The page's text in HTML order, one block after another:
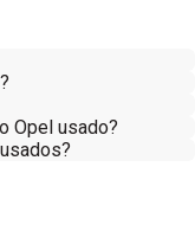
Opel usado?